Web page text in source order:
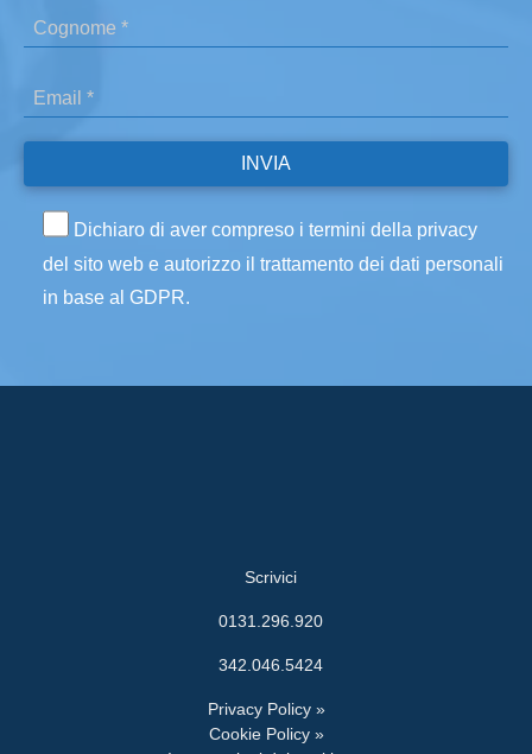
Dichiaro di aver compreso i termini della privacy
del sito web e autorizzo il trattamento dei dati personali
in base al GDPR.
Scrivici
0131.296.920
342.046.5424
Privacy Policy »
Cookie Policy »